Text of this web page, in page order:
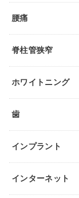
腰痛
脊柱管狭窄
ホワイトニング
歯
インプラント
インターネット